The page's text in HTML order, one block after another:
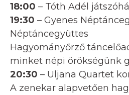
18:00 – Tóth Adél
19:30 – Gyenes
Néptáncegyüttes
Hagyományőrző
minket népi örökségünk
20:30 – Uljana Quartet
A zenekar alapvetően